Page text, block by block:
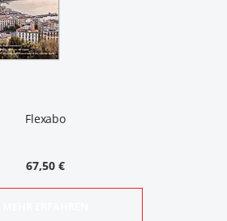
Flexabo
67,50 €